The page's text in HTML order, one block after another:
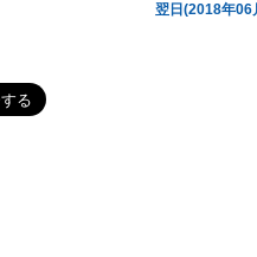
翌日(2018年06